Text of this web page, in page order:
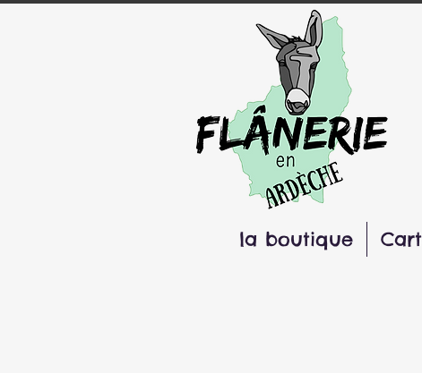
la boutique